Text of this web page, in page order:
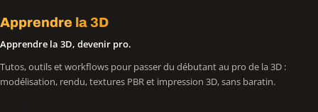
Apprendre la 3D
Apprendre la 3D, devenir pro.
Tutos, outils et workflows pour passer du débutant au pro de la 3D :
modélisation, rendu, textures PBR et impression 3D, sans baratin.